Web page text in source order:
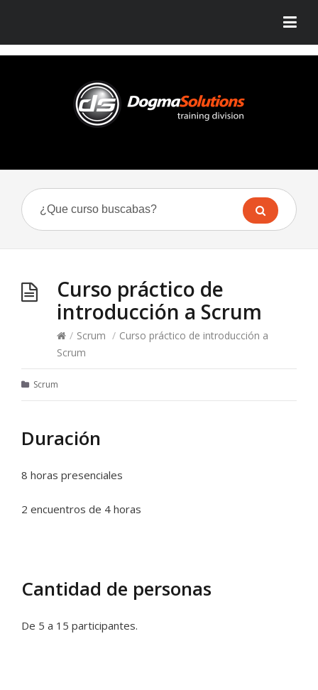
Curso práctico de
introducción a Scrum
/ Scrum / Curso práctico de introducción a
Scrum
Scrum
Duración
8 horas presenciales
2 encuentros de 4 horas
Cantidad de personas
De 5 a 15 participantes.